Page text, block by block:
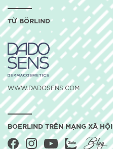
TỪ BÖRLIND
WWW.DADOSENS.COM
BOERLIND TRÊN MẠNG XÃ HỘI